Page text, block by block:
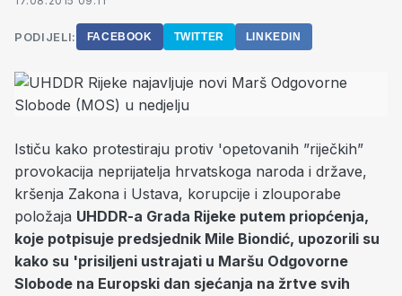
PODIJELI: FACEBOOK TWITTER LINKEDIN
Ističu kako protestiraju protiv 'opetovanih ”riječkih”
provokacija neprijatelja hrvatskoga naroda i države,
kršenja Zakona i Ustava, korupcije i zlouporabe
položaja UHDDR-a Grada Rijeke putem priopćenja,
koje potpisuje predsjednik Mile Biondić, upozorili su
kako su 'prisiljeni ustrajati u Maršu Odgovorne
Slobode na Europski dan sjećanja na žrtve svih